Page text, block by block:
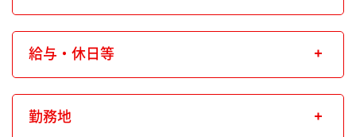
給与・休日等
勤務地